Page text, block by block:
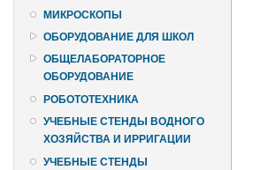
МИКРОСКОПЫ
ОБОРУДОВАНИЕ ДЛЯ ШКОЛ
ОБЩЕЛАБОРАТОРНОЕ
ОБОРУДОВАНИЕ
РОБОТОТЕХНИКА
УЧЕБНЫЕ СТЕНДЫ ВОДНОГО
ХОЗЯЙСТВА И ИРРИГАЦИИ
УЧЕБНЫЕ СТЕНДЫ